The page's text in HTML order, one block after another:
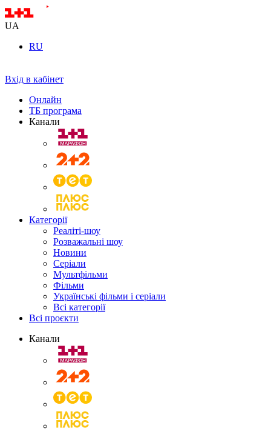
UA
RU
Вхід в кабінет
Онлайн
ТБ програма
Канали
Категорії
Реаліті-шоу
Розважальні шоу
Новини
Серіали
Мультфільми
Фільми
Українські фільми і серіали
Всі категорії
Всі проєкти
Канали